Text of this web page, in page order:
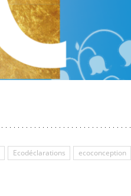
Ecodéclarations ecoconception